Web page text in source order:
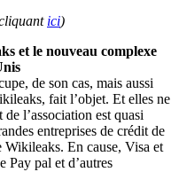
ici)
et le nouveau complexe
de son cas, mais aussi
fait l’objet. Et elles ne
l’association est quasi
entreprises de crédit de
Wikileaks. En cause, Visa et
Pay pal et d’autres